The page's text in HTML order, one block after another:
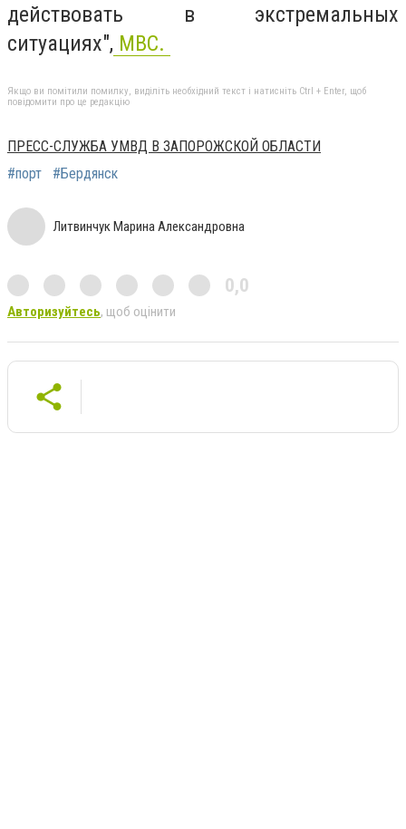
действовать в экстремальных
ситуациях", МВС.
Якщо ви помітили помилку, виділіть необхідний текст і натисніть Ctrl + Enter, щоб
повідомити про це редакцію
ПРЕСС-СЛУЖБА УМВД В ЗАПОРОЖСКОЙ ОБЛАСТИ
#порт
#Бердянск
Литвинчук Марина Александровна
0,0
Авторизуйтесь, щоб оцінити